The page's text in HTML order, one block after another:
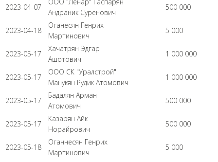
2023-04-07
Андраник Суренович
500 000
2023-04-18
Оганесян Генрих
Мартинович
5 000
2023-05-17
Хачатрян Эдгар
Ашотович
1 000 000
2023-05-17
ООО СК "Уралстрой"
Манукян Рудик Атомович
1 000 000
2023-05-17
Бадалян Арман
Атомович
500 000
2023-05-17
Казарян Айк
Норайрович
500 000
2023-05-18
Оганнесян Генрих
Мартинович
5 000